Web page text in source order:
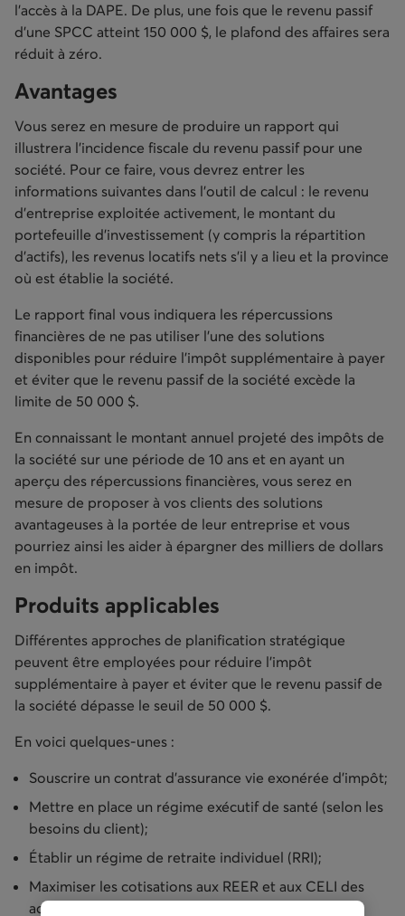
l’accès à la DAPE. De plus, une fois que le revenu passif
d’une SPCC atteint 150 000 $, le plafond des affaires sera
réduit à zéro.
Avantages
Vous serez en mesure de produire un rapport qui
illustrera l’incidence fiscale du revenu passif pour une
société. Pour ce faire, vous devrez entrer les
informations suivantes dans l’outil de calcul : le revenu
d’entreprise exploitée activement, le montant du
portefeuille d’investissement (y compris la répartition
d’actifs), les revenus locatifs nets s’il y a lieu et la province
où est établie la société.
Le rapport final vous indiquera les répercussions
financières de ne pas utiliser l’une des solutions
disponibles pour réduire l’impôt supplémentaire à payer
et éviter que le revenu passif de la société excède la
limite de 50 000 $.
En connaissant le montant annuel projeté des impôts de
la société sur une période de 10 ans et en ayant un
aperçu des répercussions financières, vous serez en
mesure de proposer à vos clients des solutions
avantageuses à la portée de leur entreprise et vous
pourriez ainsi les aider à épargner des milliers de dollars
en impôt.
Produits applicables
Différentes approches de planification stratégique
peuvent être employées pour réduire l’impôt
supplémentaire à payer et éviter que le revenu passif de
la société dépasse le seuil de 50 000 $.
En voici quelques-unes :
Souscrire un contrat d’assurance vie exonérée d’impôt;
Mettre en place un régime exécutif de santé (selon les
besoins du client);
Établir un régime de retraite individuel (RRI);
Maximiser les cotisations aux REER et aux CELI des
actionnaires;